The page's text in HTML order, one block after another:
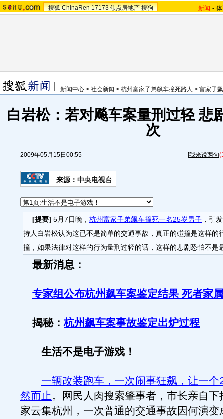
搜狐 ChinaRen 17173 焦点房地产 搜狗 新闻 -
新闻中心 > 社会新闻 > 杭州富家子弟飙车撞死路人 > 富家子
白岩松：若对飚车案量刑过轻 悲
次
2009年05月15日00:55 [我来说两句
来源： 中央电视台
[提要] 5月7日晚， 杭州富家子弟飙车撞死一名25岁男子 ，引
持人白岩松认为这已不是简单的交通事故，真正的碰撞是这样的
撞，如果法律对这样的行为量刑过轻的话，这样的悲剧恐怕不是
最新消息：
专家组公布杭州飙车案鉴定结果 死者家
揭秘：杭州飙车案事故鉴定出炉过程
生活不是电子游戏！
一辆改装跑车，一次闹事狂飙，让一个
然而止。网民人肉搜索肇事者，市长亲自下
家云集杭州，一次普通的交通事故因何演变